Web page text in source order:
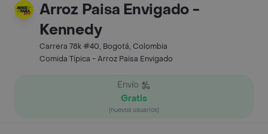
Arroz Paisa Envigado -
Kennedy
Carrera 78k #40, Bogotá, Colombia
Comida Típica - Arroz Paisa Envigado
Envío
Gratis
(nuevos usuarios)